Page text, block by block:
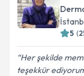
5 (
Her şekilde
teşekkür